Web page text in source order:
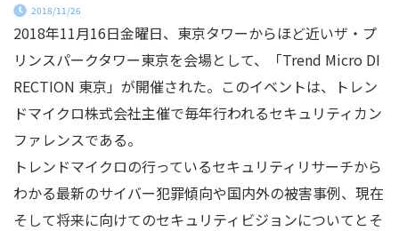
2018/11/26
2018年11月16日金曜日、東京タワーからほど近いザ・プ
リンスパークタワー東京を会場として、「Trend Micro DI
RECTION 東京」が開催された。このイベントは、トレン
ドマイクロ株式会社主催で毎年行われるセキュリティカン
ファレンスである。
トレンドマイクロの行っているセキュリティリサーチから
わかる最新のサイバー犯罪傾向や国内外の被害事例、現在
そして将来に向けてのセキュリティビジョンについてとそ